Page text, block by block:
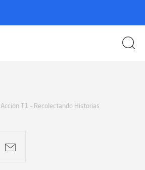
Acción T1 – Recolectando Historias